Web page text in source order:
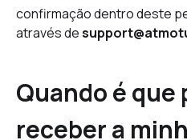
confirmação dentro deste
através de
Quando é que
receber a